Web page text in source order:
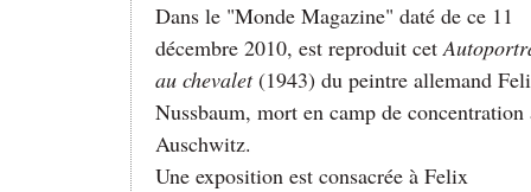
Dans le "Monde Magazine" daté de ce 11
décembre 2010, est reproduit cet
au chevalet(1943) du peintre allemand
Nussbaum, mort en camp de concentration
Auschwitz.
Une exposition est consacrée à Felix